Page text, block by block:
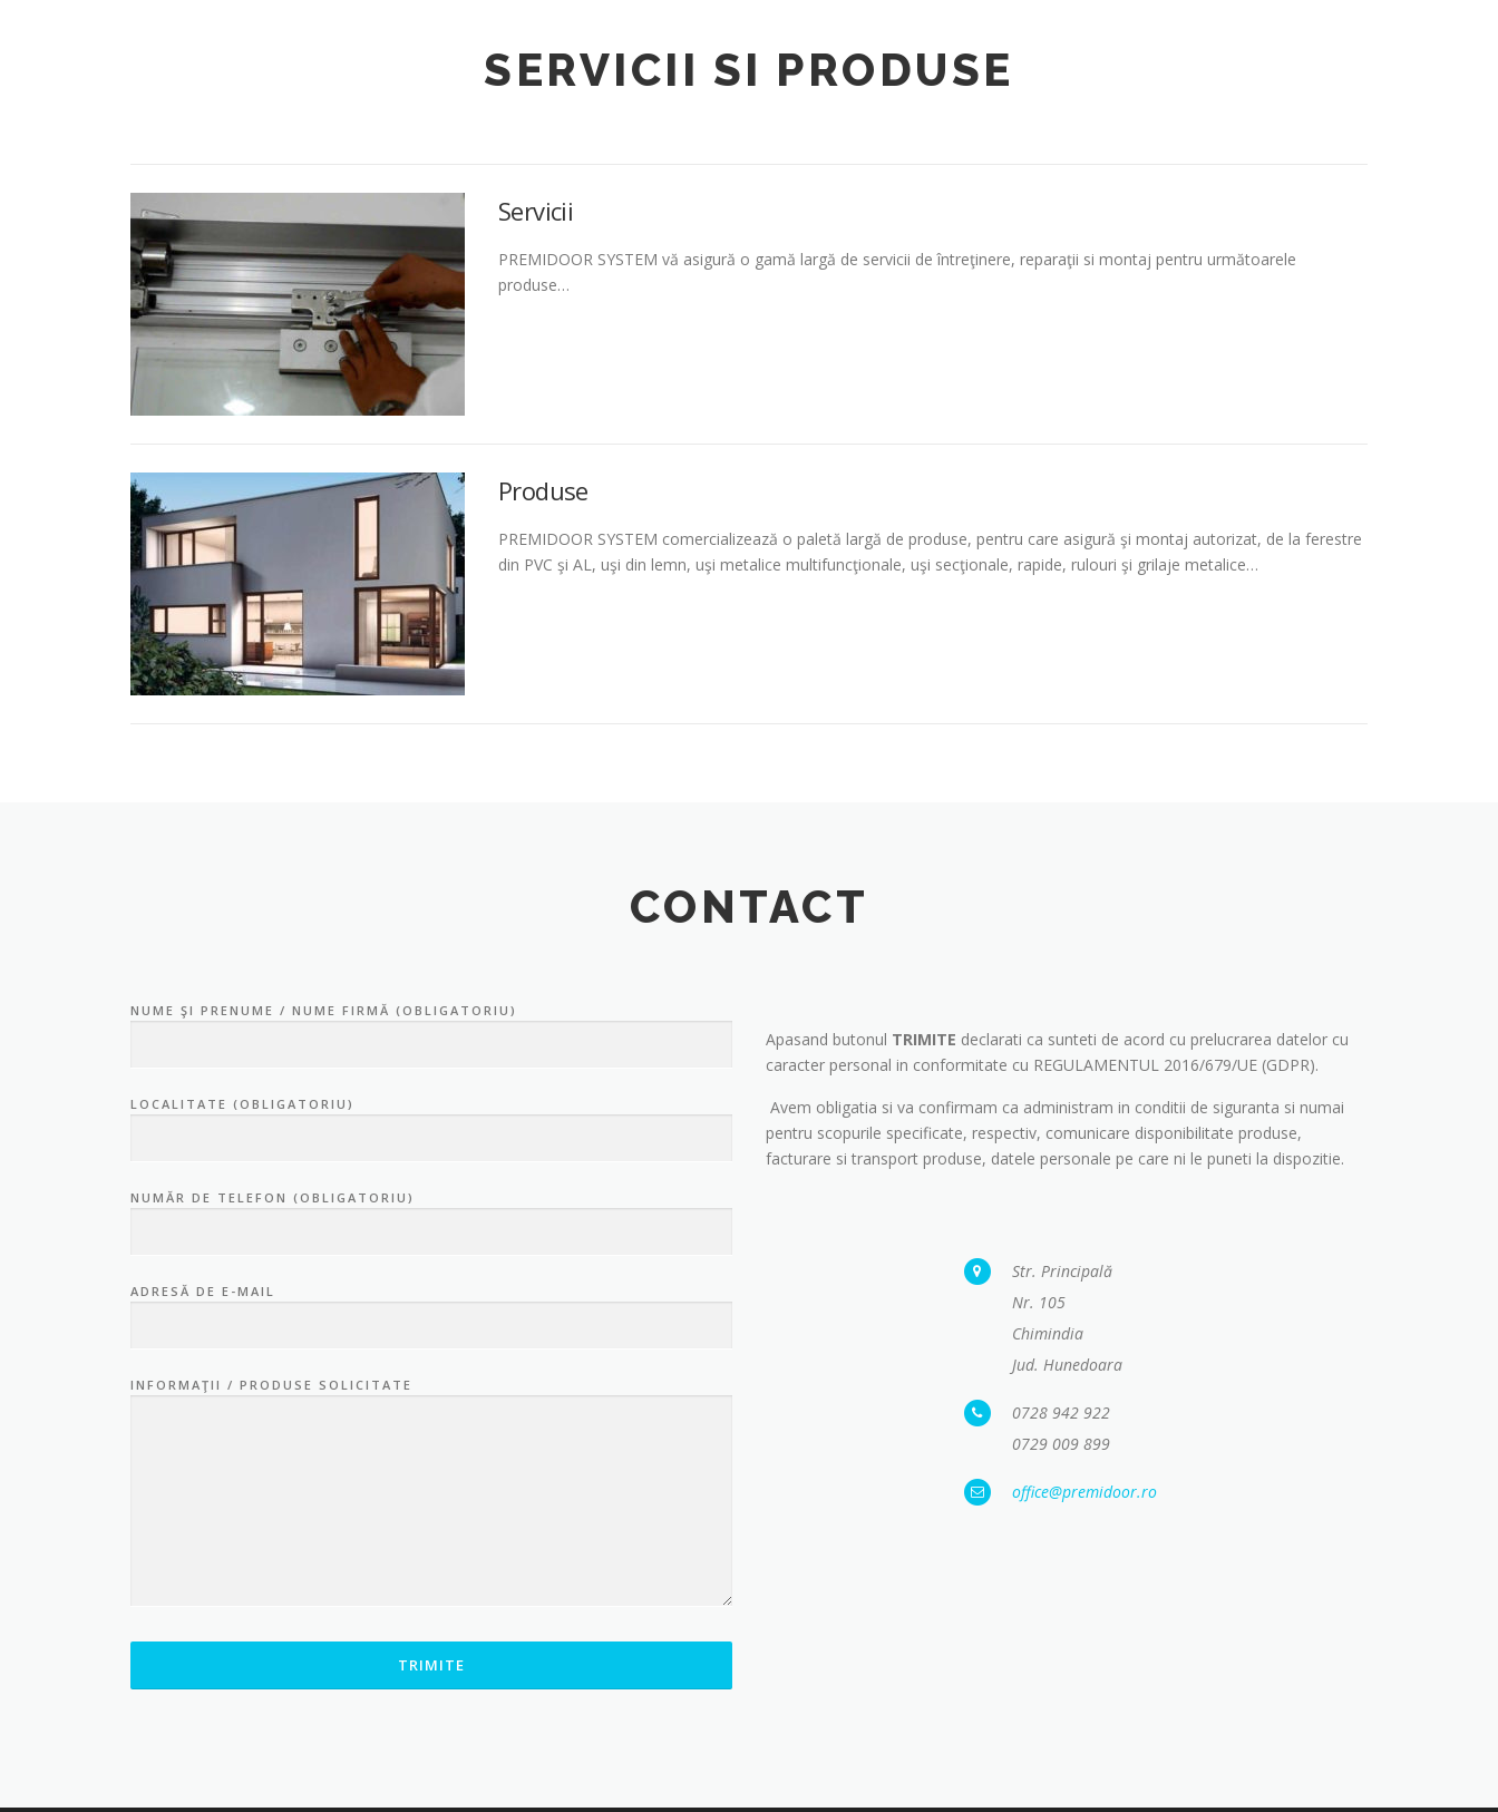
SERVICII SI PRODUSE
Servicii
PREMIDOOR SYSTEM vă asigură o gamă largă de servicii de întreţinere, reparaţii si montaj pentru următoarele
produse…
Produse
PREMIDOOR SYSTEM comercializează o paletă largă de produse, pentru care asigură şi montaj autorizat, de la ferestre
din PVC şi AL, uşi din lemn, uşi metalice multifuncţionale, uşi secţionale, rapide, rulouri şi grilaje metalice…
CONTACT
NUME ŞI PRENUME / NUME FIRMĂ (OBLIGATORIU)
LOCALITATE (OBLIGATORIU)
NUMĂR DE TELEFON (OBLIGATORIU)
ADRESĂ DE E-MAIL
INFORMAŢII / PRODUSE SOLICITATE
Apasand butonul TRIMITE declarati ca sunteti de acord cu prelucrarea datelor cu
caracter personal in conformitate cu REGULAMENTUL 2016/679/UE (GDPR).
Avem obligatia si va confirmam ca administram in conditii de siguranta si numai
pentru scopurile specificate, respectiv, comunicare disponibilitate produse,
facturare si transport produse, datele personale pe care ni le puneti la dispozitie.
Str. Principală
Nr. 105
Chimindia
Jud. Hunedoara
0728 942 922
0729 009 899
office@premidoor.ro